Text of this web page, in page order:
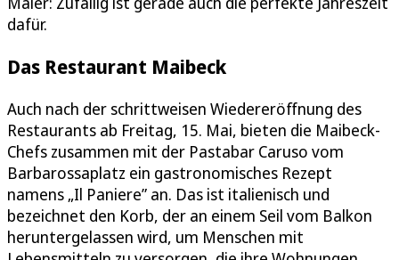
dafür.
Das Restaurant Maibeck
Auch nach der schrittweisen Wiedereröffnung des
Restaurants ab Freitag, 15. Mai, bieten die Maibeck-
Chefs zusammen mit der Pastabar Caruso vom
Barbarossaplatz ein gastronomisches Rezept
namens „Il Paniere” an. Das ist italienisch und
bezeichnet den Korb, der an einem Seil vom Balkon
heruntergelassen wird, um Menschen mit